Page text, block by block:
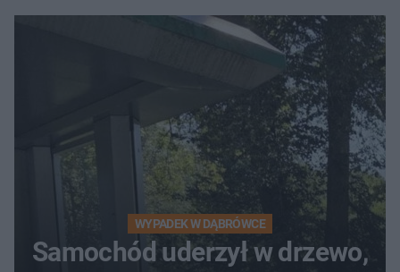
WYPADEK W DĄBRÓWCE
Samochód uderzył w drzewo,